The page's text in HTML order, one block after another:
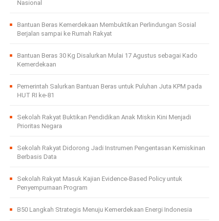
Nasional
Bantuan Beras Kemerdekaan Membuktikan Perlindungan Sosial
Berjalan sampai ke Rumah Rakyat
Bantuan Beras 30 Kg Disalurkan Mulai 17 Agustus sebagai Kado
Kemerdekaan
Pemerintah Salurkan Bantuan Beras untuk Puluhan Juta KPM pada
HUT RI ke-81
Sekolah Rakyat Buktikan Pendidikan Anak Miskin Kini Menjadi
Prioritas Negara
Sekolah Rakyat Didorong Jadi Instrumen Pengentasan Kemiskinan
Berbasis Data
Sekolah Rakyat Masuk Kajian Evidence-Based Policy untuk
Penyempurnaan Program
B50 Langkah Strategis Menuju Kemerdekaan Energi Indonesia